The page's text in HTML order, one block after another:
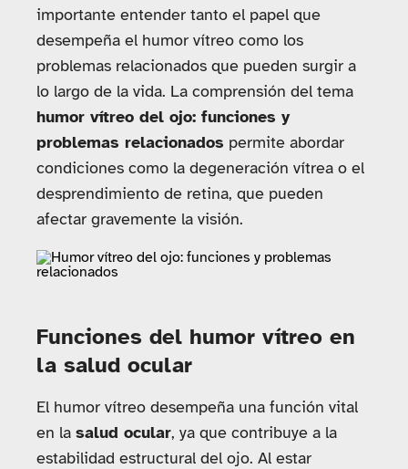
importante entender tanto el papel que
desempeña el humor vítreo como los
problemas relacionados que pueden surgir a
lo largo de la vida. La comprensión del tema
humor vítreo del ojo: funciones y
problemas relacionados permite abordar
condiciones como la degeneración vítrea o el
desprendimiento de retina, que pueden
afectar gravemente la visión.
Funciones del humor vítreo en
la salud ocular
El humor vítreo desempeña una función vital
en la salud ocular, ya que contribuye a la
estabilidad estructural del ojo. Al estar